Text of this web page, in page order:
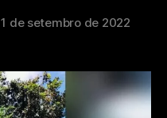
1 de setembro de 2022